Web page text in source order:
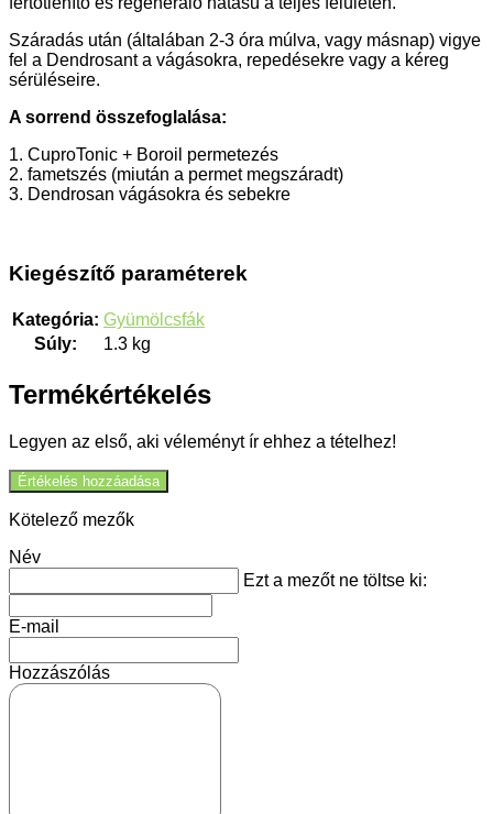
Száradás után (általában 2-3 óra múlva, vagy másnap) vigye
fel a Dendrosant a vágásokra, repedésekre vagy a kéreg
sérüléseire.
A sorrend összefoglalása:
1. CuproTonic + Boroil permetezés
2. fametszés (miután a permet megszáradt)
3. Dendrosan vágásokra és sebekre
Kiegészítő paraméterek
Kategória: Gyümölcsfák
Súly: 1.3 kg
Termékértékelés
Legyen az első, aki véleményt ír ehhez a tételhez!
Értékelés hozzáadása
Kötelező mezők
Név
Ezt a mezőt ne töltse ki:
E-mail
Hozzászólás